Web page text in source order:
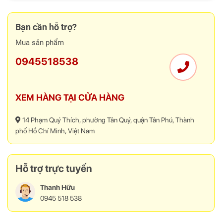
Sản phẩm này tương thích với chuẩn Vesa100x100 mm và
400x400 mm , đáp ứng nhu cầu lắp đặt cho hầu hết các loại TV trên
thị trường hiện nay. Điều này giúp bạn dễ dàng lựa chọn và sử dụng
giá treo Ergotek E85 với TV đang sở hữu mà không gặp bất kỳ trở
Bạn cần hỗ trợ?
Mua sản phẩm
0945518538
XEM HÀNG TẠI CỬA HÀNG
14 Phạm Quý Thích, phường Tân Quý, quận Tân Phú, Thành
phố Hồ Chí Minh, Việt Nam
Hỗ trợ trực tuyến
Thanh Hữu
0945 518 538